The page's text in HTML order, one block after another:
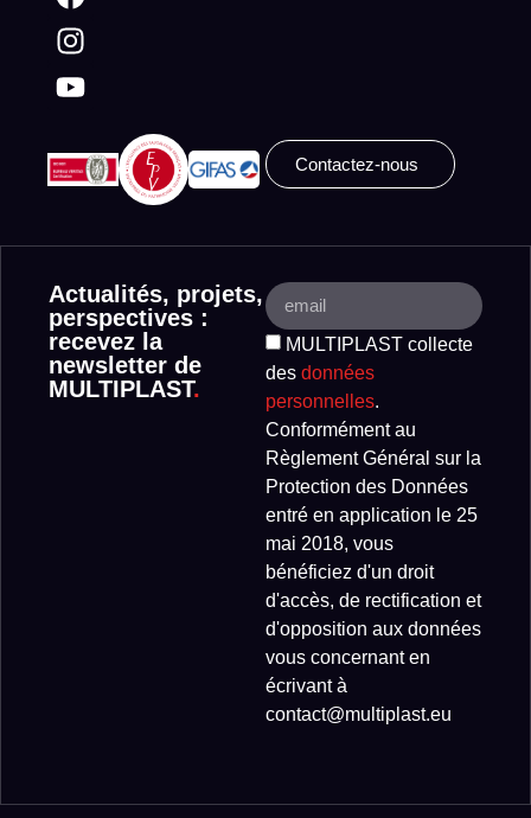
Contactez-nous
Actualités, projets,
perspectives :
recevez la
newsletter de
MULTIPLAST.
MULTIPLAST collecte
des données
personnelles.
Conformément au
Règlement Général sur la
Protection des Données
entré en application le 25
mai 2018, vous
bénéficiez d'un droit
d'accès, de rectification et
d'opposition aux données
vous concernant en
écrivant à
contact@multiplast.eu